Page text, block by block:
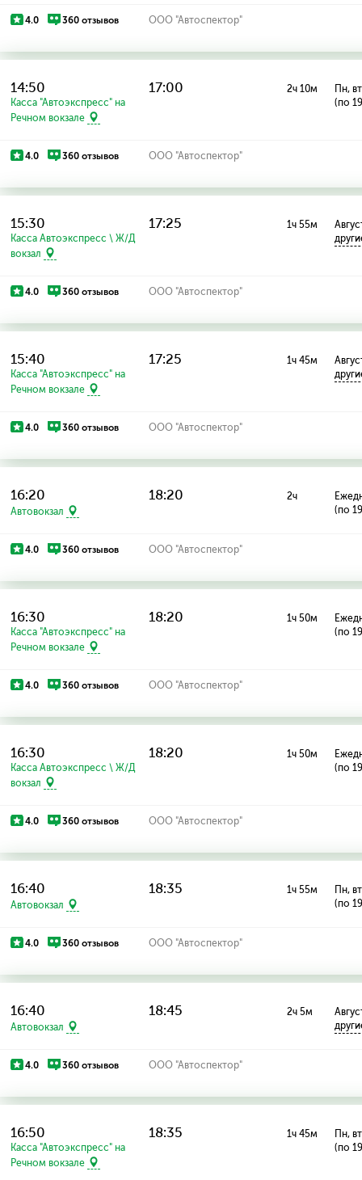
4.0 360 отзывов ООО "Автоспектор"
14:50
Касса "Автоэкспресс" на
Речном вокзале
17:00 2ч 10м
Пн,
(по
4.0 360 отзывов ООО "Автоспектор"
15:30
Касса Автоэкспресс \ Ж/Д
вокзал
17:25 1ч 55м
4.0 360 отзывов ООО "Автоспектор"
15:40
Касса "Автоэкспресс" на
Речном вокзале
17:25 1ч 45м
4.0 360 отзывов ООО "Автоспектор"
16:20
Автовокзал
18:20 2ч
(по
4.0 360 отзывов ООО "Автоспектор"
16:30
Касса "Автоэкспресс" на
Речном вокзале
18:20 1ч 50м
(по
4.0 360 отзывов ООО "Автоспектор"
16:30
Касса Автоэкспресс \ Ж/Д
вокзал
18:20 1ч 50м
(по
4.0 360 отзывов ООО "Автоспектор"
16:40
Автовокзал
18:35 1ч 55м
Пн,
(по
4.0 360 отзывов ООО "Автоспектор"
16:40
Автовокзал
18:45 2ч 5м
4.0 360 отзывов ООО "Автоспектор"
16:50
Касса "Автоэкспресс" на
Речном вокзале
18:35 1ч 45м
Пн,
(по